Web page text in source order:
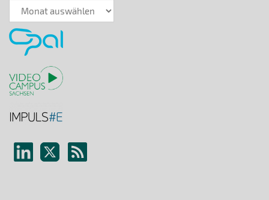
News-
Archiv